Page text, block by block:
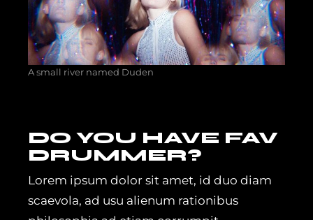
A small river named Duden
DO YOU HAVE FAV
DRUMMER?
Lorem ipsum dolor sit amet, id duo diam
scaevola, ad usu alienum rationibus